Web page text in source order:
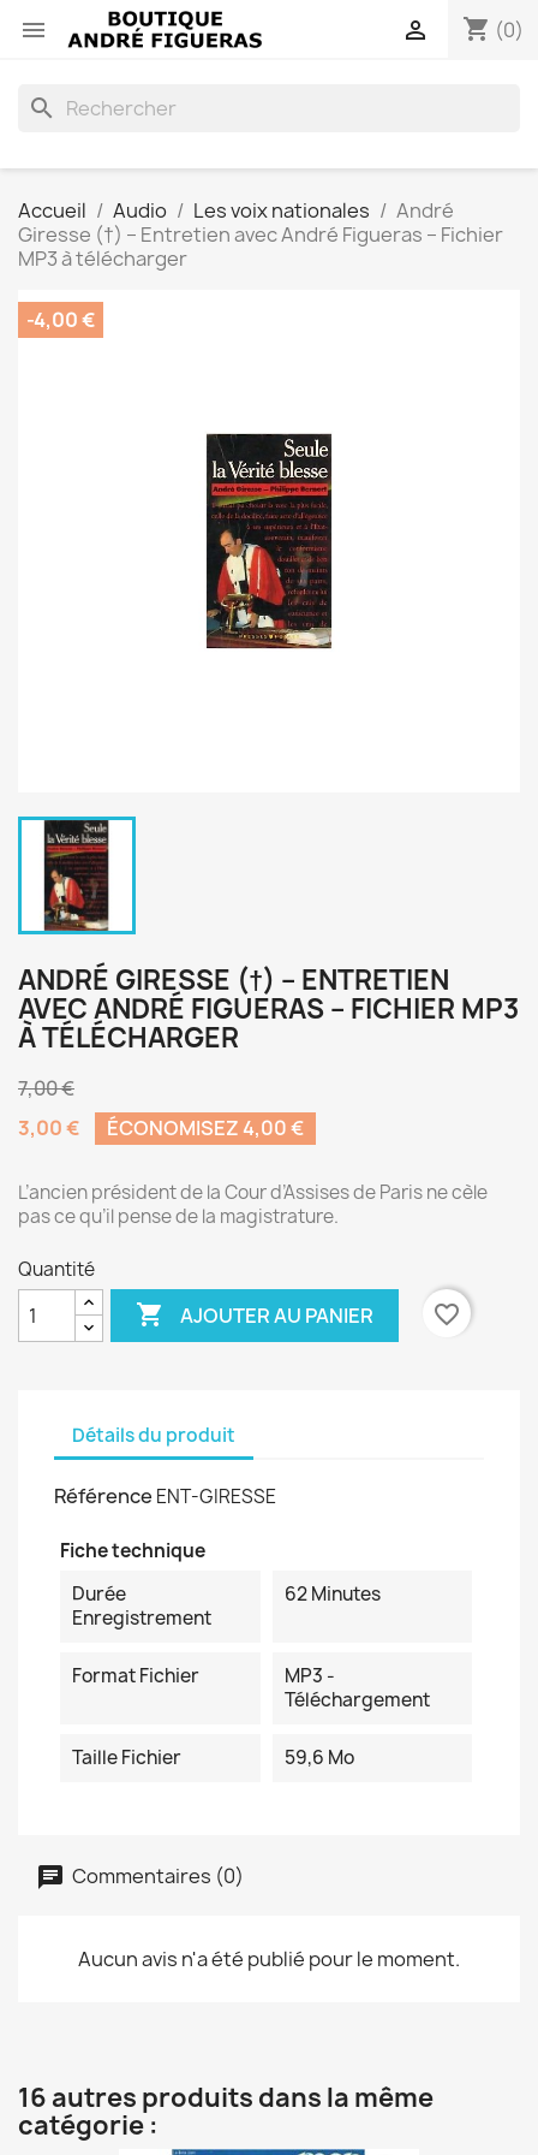
 shopping_cart (0)

search
Accueil Audio Les voix nationales
André
Giresse (†) – Entretien avec André Figueras – Fichier
MP3 à télécharger
-4,00 €
ANDRÉ GIRESSE (†) – ENTRETIEN
AVEC ANDRÉ FIGUERAS – FICHIER MP3
À TÉLÉCHARGER
7,00 €
3,00 €
ÉCONOMISEZ 4,00 €
L’ancien président de la Cour d’Assises de Paris ne cèle
pas ce qu’il pense de la magistrature.
Quantité
 AJOUTER AU PANIER favorite_border
Détails du produit
Référence ENT-GIRESSE
Fiche technique
Durée
Enregistrement
62 Minutes
Format Fichier
MP3 -
Téléchargement
Taille Fichier 59,6 Mo
Commentaires (0)
Aucun avis n'a été publié pour le moment.
16 autres produits dans la même
catégorie :